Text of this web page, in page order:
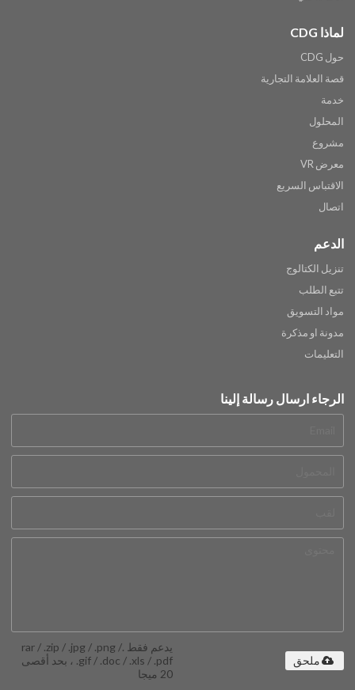
لماذا CDG
حول CDG
قصة العلامة التجارية
خدمة
المحلول
مشروع
معرض VR
الاقتباس السريع
اتصال
الدعم
تنزيل الكتالوج
تتبع الطلب
مواد التسويق
مدونة او مذكرة
التعليمات
الرجاء ارسال رسالة إلينا
يدعم فقط .rar / .zip / .jpg / .png /
.gif / .doc / .xls / .pdf ، بحد أقصى
20 ميجا
ملحق